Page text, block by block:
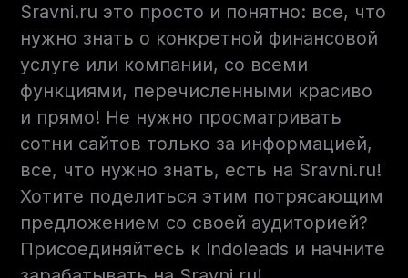
Sravni.ru это просто и понятно: все, что
нужно знать о конкретной финансовой
услуге или компании, со всеми
функциями, перечисленными красиво
и прямо! Не нужно просматривать
сотни сайтов только за информацией,
все, что нужно знать, есть на Sravni.ru!
Хотите поделиться этим потрясающим
предложением со своей аудиторией?
Присоединяйтесь к Indoleads и начните